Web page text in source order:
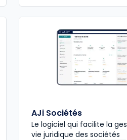
AJi Sociétés
Le logiciel qui facilite la
vie juridique des sociétés